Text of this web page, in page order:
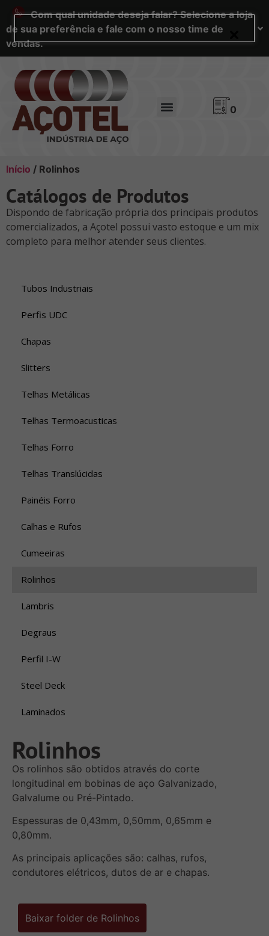
Com qual unidade deseja falar? Selecione a loja
de sua preferência e fale com o nosso time de
vendas.
0
Início / Rolinhos
Catálogos de Produtos
Dispondo de fabricação própria dos principais produtos
comercializados, a Açotel possui vasto estoque e um mix
completo para melhor atender seus clientes.
Tubos Industriais
Perfis UDC
Chapas
Slitters
Telhas Metálicas
Telhas Termoacusticas
Telhas Forro
Telhas Translúcidas
Painéis Forro
Calhas e Rufos
Cumeeiras
Rolinhos
Lambris
Degraus
Perfil I-W
Steel Deck
Laminados
Rolinhos
Os rolinhos são obtidos através do corte
longitudinal em bobinas de aço Galvanizado,
Galvalume ou Pré-Pintado.
Espessuras de 0,43mm, 0,50mm, 0,65mm e
0,80mm.
As principais aplicações são: calhas, rufos,
condutores elétricos, dutos de ar e chapas.
Baixar folder de Rolinhos